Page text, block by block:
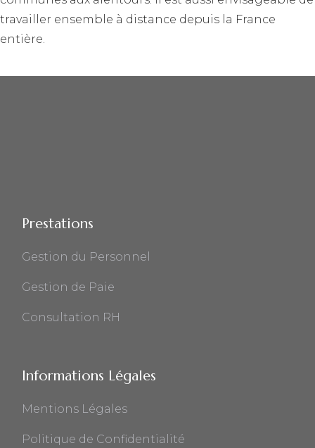
travailler ensemble à distance depuis la France
entière.
Prestations
Gestion du Personnel
Gestion de Paie
Consultation RH
Informations Légales
Mentions Légales
Politique de Confidentialité